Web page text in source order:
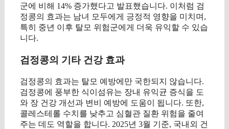
군에 비해 14% 증가했다고 발표했습니다. 이처럼 검
정콩의 효과는 남녀 모두에게 긍정적 영향을 미치며,
특히 중년 이후 탈모 위험군에게 더욱 유익할 수 있습
니다.
검정콩의 기타 건강 효과
검정콩의 효과는 탈모 예방에만 국한되지 않습니다.
검정콩에 풍부한 식이섬유는 장내 유익균 증식을 도
와 장 건강 개선과 변비 예방에 도움이 됩니다. 또한,
콜레스테롤 수치를 낮추고 심혈관 질환 위험을 줄여
주는 데도 역할을 합니다. 2025년 3월 기준, 국내외 건